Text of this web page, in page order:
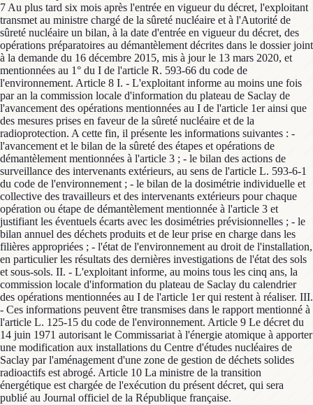
7 Au plus tard six mois après l'entrée en vigueur du décret, l'exploitant
transmet au ministre chargé de la sûreté nucléaire et à l'Autorité de
sûreté nucléaire un bilan, à la date d'entrée en vigueur du décret, des
opérations préparatoires au démantèlement décrites dans le dossier joint
à la demande du 16 décembre 2015, mis à jour le 13 mars 2020, et
mentionnées au 1° du I de l'article R. 593-66 du code de
l'environnement. Article 8 I. - L'exploitant informe au moins une fois
par an la commission locale d'information du plateau de Saclay de
l'avancement des opérations mentionnées au I de l'article 1er ainsi que
des mesures prises en faveur de la sûreté nucléaire et de la
radioprotection. A cette fin, il présente les informations suivantes : -
l'avancement et le bilan de la sûreté des étapes et opérations de
démantèlement mentionnées à l'article 3 ; - le bilan des actions de
surveillance des intervenants extérieurs, au sens de l'article L. 593-6-1
du code de l'environnement ; - le bilan de la dosimétrie individuelle et
collective des travailleurs et des intervenants extérieurs pour chaque
opération ou étape de démantèlement mentionnée à l'article 3 et
justifiant les éventuels écarts avec les dosimétries prévisionnelles ; - le
bilan annuel des déchets produits et de leur prise en charge dans les
filières appropriées ; - l'état de l'environnement au droit de l'installation,
en particulier les résultats des dernières investigations de l'état des sols
et sous-sols. II. - L'exploitant informe, au moins tous les cinq ans, la
commission locale d'information du plateau de Saclay du calendrier
des opérations mentionnées au I de l'article 1er qui restent à réaliser. III.
- Ces informations peuvent être transmises dans le rapport mentionné à
l'article L. 125-15 du code de l'environnement. Article 9 Le décret du
14 juin 1971 autorisant le Commissariat à l'énergie atomique à apporter
une modification aux installations du Centre d'études nucléaires de
Saclay par l'aménagement d'une zone de gestion de déchets solides
radioactifs est abrogé. Article 10 La ministre de la transition
énergétique est chargée de l'exécution du présent décret, qui sera
publié au Journal officiel de la République française.